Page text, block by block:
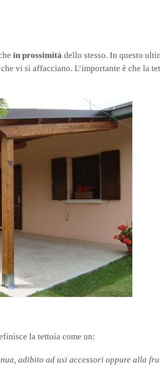
in prossimità dello stesso. In questo
vi si affacciano. L’importante è che la
la tettoia come un:
adibito ad usi accessori oppure alla